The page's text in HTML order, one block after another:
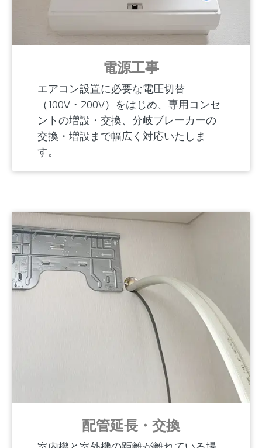
電源工事
エアコン設置に必要な電圧切替
（100V・200V）をはじめ、専用コンセ
ントの増設・交換、分岐ブレーカーの
交換・増設まで幅広く対応いたしま
す。
配管延長・交換